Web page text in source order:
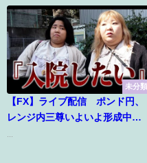
未分類
【FX】ライブ配信 ポンド円、
レンジ内三尊いよいよ形成中な